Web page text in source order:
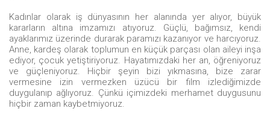
Kadınlar olarak iş dünyasının her alanında yer alıyor, büyük
kararların altına imzamızı atıyoruz. Güçlü, bağımsız, kendi
ayaklarımız üzerinde durarak paramızı kazanıyor ve harcıyoruz.
Anne, kardeş olarak toplumun en küçük parçası olan aileyi inşa
ediyor, çocuk yetiştiriyoruz. Hayatımızdaki her an, öğreniyoruz
ve güçleniyoruz. Hiçbir şeyin bizi yıkmasına, bize zarar
vermesine izin vermezken üzücü bir film izlediğimizde
duygulanıp ağlıyoruz. Çünkü içimizdeki merhamet duygusunu
hiçbir zaman kaybetmiyoruz.